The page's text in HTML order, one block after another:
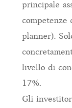
principale
competenze
planner).
livello di
17%.
Gli